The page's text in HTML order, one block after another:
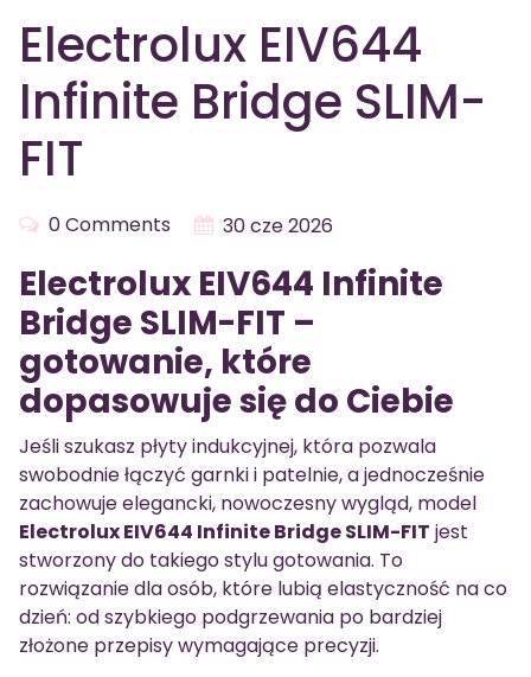
Electrolux EIV644
Infinite Bridge SLIM-
FIT
0 Comments 30 cze 2026
Electrolux EIV644 Infinite
Bridge SLIM-FIT –
gotowanie, które
dopasowuje się do Ciebie
Jeśli szukasz płyty indukcyjnej, która pozwala
swobodnie łączyć garnki i patelnie, a jednocześnie
zachowuje elegancki, nowoczesny wygląd, model
Electrolux EIV644 Infinite Bridge SLIM-FIT jest
stworzony do takiego stylu gotowania. To
rozwiązanie dla osób, które lubią elastyczność na co
dzień: od szybkiego podgrzewania po bardziej
złożone przepisy wymagające precyzji.